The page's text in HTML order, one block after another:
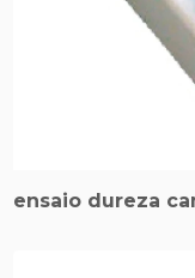
ensaio dureza